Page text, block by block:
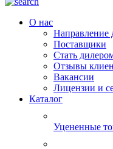
О нас
Направление
Поставщики
Стать
Отзывы
Вакансии
Лицензии и
Каталог
Уцененные